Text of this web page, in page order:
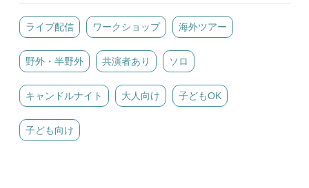
ライブ配信 ワークショップ 海外ツアー
野外・半野外 共演者あり ソロ
キャンドルナイト 大人向け 子どもOK
子ども向け